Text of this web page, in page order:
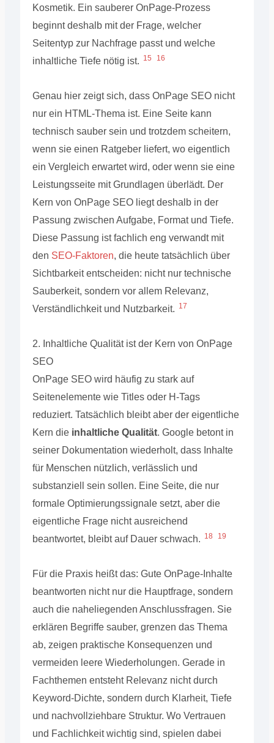
Kosmetik. Ein sauberer OnPage-Prozess
beginnt deshalb mit der Frage, welcher
Seitentyp zur Nachfrage passt und welche
inhaltliche Tiefe nötig ist. 15 16
Genau hier zeigt sich, dass OnPage SEO nicht
nur ein HTML-Thema ist. Eine Seite kann
technisch sauber sein und trotzdem scheitern,
wenn sie einen Ratgeber liefert, wo eigentlich
ein Vergleich erwartet wird, oder wenn sie eine
Leistungsseite mit Grundlagen überlädt. Der
Kern von OnPage SEO liegt deshalb in der
Passung zwischen Aufgabe, Format und Tiefe.
Diese Passung ist fachlich eng verwandt mit
den SEO-Faktoren, die heute tatsächlich über
Sichtbarkeit entscheiden: nicht nur technische
Sauberkeit, sondern vor allem Relevanz,
Verständlichkeit und Nutzbarkeit. 17
2. Inhaltliche Qualität ist der Kern von OnPage
SEO
OnPage SEO wird häufig zu stark auf
Seitenelemente wie Titles oder H-Tags
reduziert. Tatsächlich bleibt aber der eigentliche
Kern die inhaltliche Qualität. Google betont in
seiner Dokumentation wiederholt, dass Inhalte
für Menschen nützlich, verlässlich und
substanziell sein sollen. Eine Seite, die nur
formale Optimierungssignale setzt, aber die
eigentliche Frage nicht ausreichend
beantwortet, bleibt auf Dauer schwach. 18 19
Für die Praxis heißt das: Gute OnPage-Inhalte
beantworten nicht nur die Hauptfrage, sondern
auch die naheliegenden Anschlussfragen. Sie
erklären Begriffe sauber, grenzen das Thema
ab, zeigen praktische Konsequenzen und
vermeiden leere Wiederholungen. Gerade in
Fachthemen entsteht Relevanz nicht durch
Keyword-Dichte, sondern durch Klarheit, Tiefe
und nachvollziehbare Struktur. Wo Vertrauen
und Fachlichkeit wichtig sind, spielen dabei